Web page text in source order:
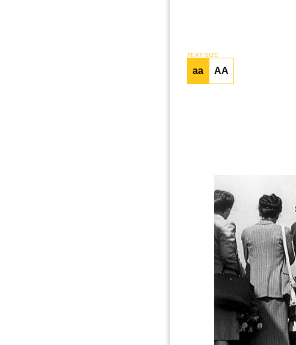
TEXT SIZE
aa AA